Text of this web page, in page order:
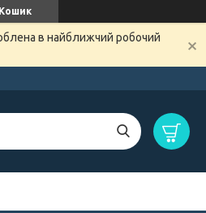
Кошик
в найближчий робочий